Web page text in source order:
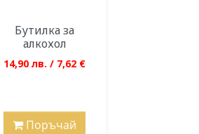
Бутилка за
алкохол
14,90 лв. / 7,62 €
Поръчай